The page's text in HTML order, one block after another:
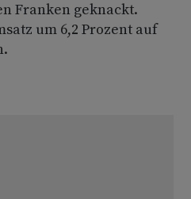
Franken geknackt.
um 6,2 Prozent auf